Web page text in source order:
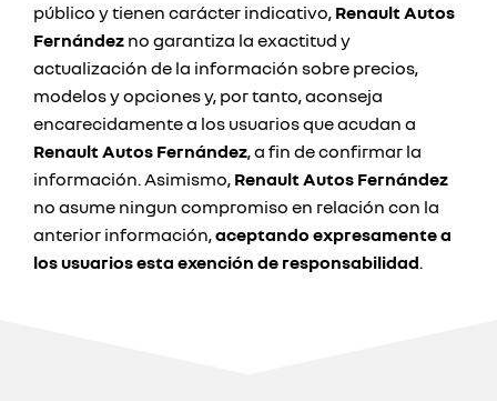
público y tienen carácter indicativo, Renault Autos
Fernández no garantiza la exactitud y
actualización de la información sobre precios,
modelos y opciones y, por tanto, aconseja
encarecidamente a los usuarios que acudan a
Renault Autos Fernández, a fin de confirmar la
información. Asimismo, Renault Autos Fernández
no asume ningun compromiso en relación con la
anterior información,aceptando expresamente a
los usuarios esta exención de responsabilidad.